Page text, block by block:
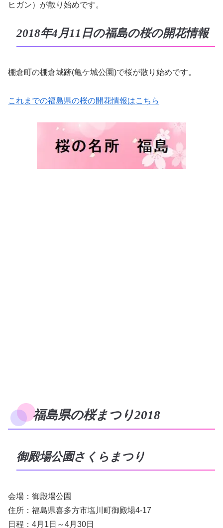
ヒガン）が散り始めです。
2018年4月11日の福島の桜の開花情報
棚倉町の棚倉城跡(亀ケ城公園)で桜が散り始めです。
これまでの福島県の桜の開花情報はこちら
福島県の桜まつり2018
御殿場公園さくらまつり
会場：御殿場公園
住所：福島県喜多方市塩川町御殿場4-17
日程：4月1日～4月30日